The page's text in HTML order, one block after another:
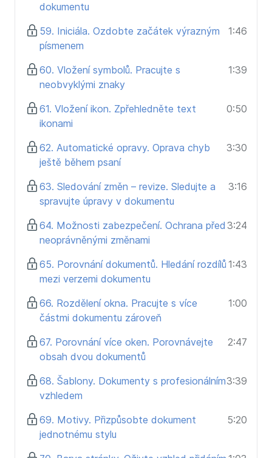
dokumentu
59. Iniciála. Ozdobte začátek výrazným
písmenem
1:46
60. Vložení symbolů. Pracujte s
neobvyklými znaky
1:39
61. Vložení ikon. Zpřehledněte text
ikonami
0:50
62. Automatické opravy. Oprava chyb
ještě během psaní
3:30
63. Sledování změn – revize. Sledujte a
spravujte úpravy v dokumentu
3:16
64. Možnosti zabezpečení. Ochrana před
neoprávněnými změnami
3:24
65. Porovnání dokumentů. Hledání rozdílů
mezi verzemi dokumentu
1:43
66. Rozdělení okna. Pracujte s více
částmi dokumentu zároveň
1:00
67. Porovnání více oken. Porovnávejte
obsah dvou dokumentů
2:47
68. Šablony. Dokumenty s profesionálním
vzhledem
3:39
69. Motivy. Přizpůsobte dokument
jednotnému stylu
5:20